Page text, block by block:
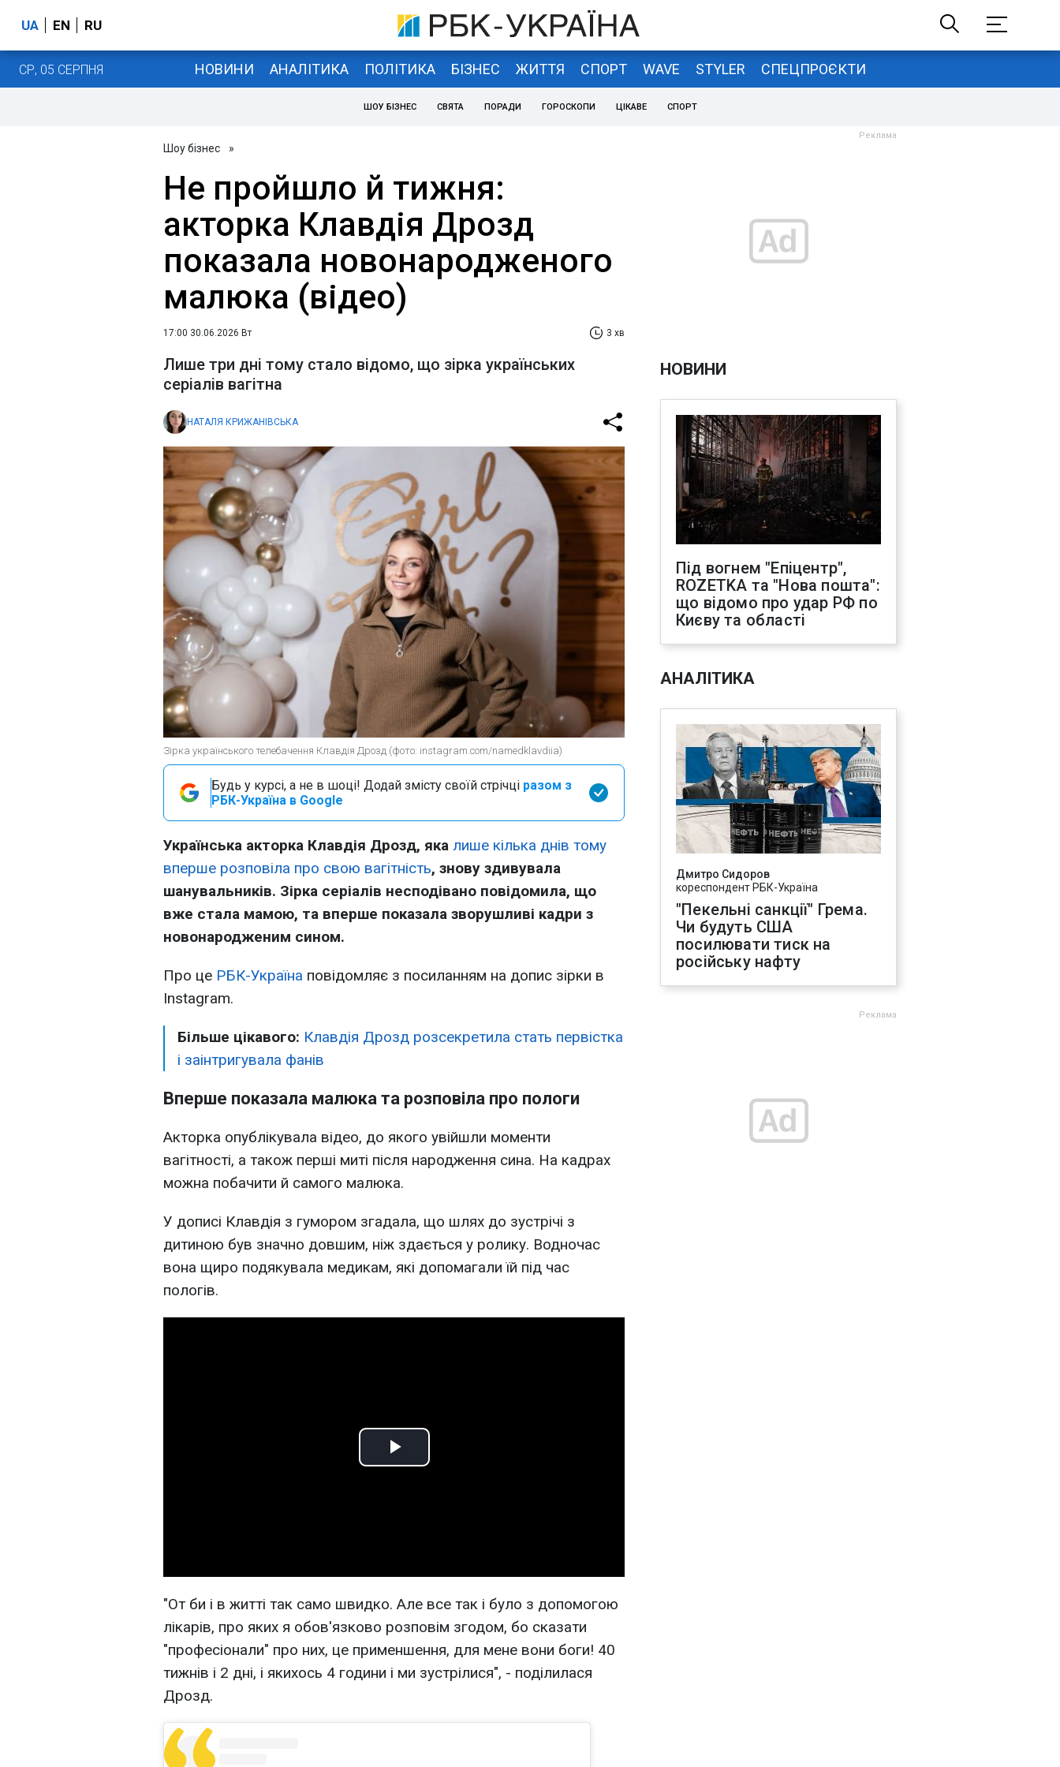
UA EN RU
СР, 05 СЕРПНЯ НОВИНИ АНАЛІТИКА ПОЛІТИКА БІЗНЕС ЖИТТЯ СПОРТ WAVE STYLER СПЕЦПРОЄКТИ
ШОУ БІЗНЕС СВЯТА ПОРАДИ ГОРОСКОПИ ЦІКАВЕ СПОРТ
Шоу бізнес »
Не пройшло й тижня:
акторка Клавдія Дрозд
показала новонародженого
малюка (відео)
17:00 30.06.2026 Вт 3 хв
Лише три дні тому стало відомо, що зірка українських
серіалів вагітна
НАТАЛЯ КРИЖАНІВСЬКА
Зірка українського телебачення Клавдія Дрозд (фото: instagram.com/namedklavdiia)
Будь у курсі, а не в шоці! Додай змісту своїй стрічці разом з
РБК-Україна в Google
Українська акторка Клавдія Дрозд, яка лише кілька днів тому
вперше розповіла про свою вагітність, знову здивувала
шанувальників. Зірка серіалів несподівано повідомила, що
вже стала мамою, та вперше показала зворушливі кадри з
новонародженим сином.
Про це РБК-Україна повідомляє з посиланням на допис зірки в
Instagram.
Більше цікавого: Клавдія Дрозд розсекретила стать первістка
і заінтригувала фанів
Вперше показала малюка та розповіла про пологи
Акторка опублікувала відео, до якого увійшли моменти
вагітності, а також перші миті після народження сина. На кадрах
можна побачити й самого малюка.
У дописі Клавдія з гумором згадала, що шлях до зустрічі з
дитиною був значно довшим, ніж здається у ролику. Водночас
вона щиро подякувала медикам, які допомагали їй під час
пологів.
Play
"От би і в житті так само швидко. Але все так і було з допомогою
лікарів, про яких я обов'язково розповім згодом, бо сказати
"професіонали" про них, це применшення, для мене вони боги! 40
тижнів і 2 дні, і якихось 4 години і ми зустрілися", - поділилася
Дрозд.
НОВИНИ
Під вогнем "Епіцентр",
ROZETKA та "Нова пошта":
що відомо про удар РФ по
Києву та області
АНАЛІТИКА
Дмитро Сидоров
кореспондент РБК-Україна
"Пекельні санкції" Грема.
Чи будуть США
посилювати тиск на
російську нафту